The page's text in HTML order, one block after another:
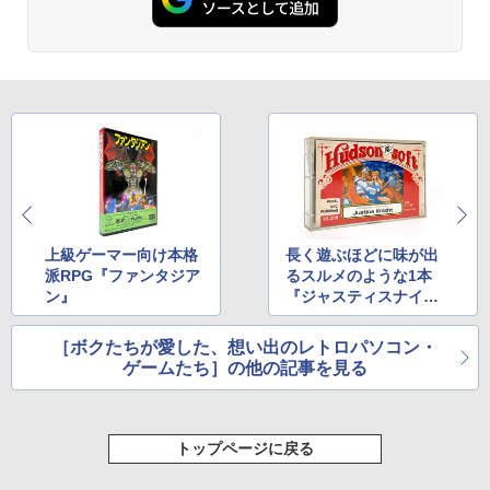
上級ゲーマー向け本格
派RPG『ファンタジア
ン』
長く遊ぶほどに味が出
るスルメのような1本
『ジャスティスナイ
ト』
［ボクたちが愛した、想い出のレトロパソコン・
ゲームたち］の他の記事を見る
トップページに戻る